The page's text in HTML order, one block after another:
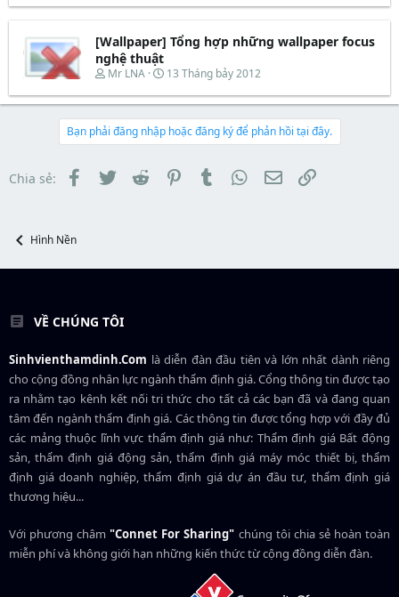
r
e
u
e
d
s
t
a
r
t
e
r
y
ắ
đ
ầ
u
[Wallpaper] Tổng hợp những wallpaper focus
nghệ thuật
T
r
a
d
t
a
Mr LNA
N
à
b
ắ
đ
ầ
13 Tháng bảy 2012
Bạn phải đăng nhập hoặc đăng ký để phản hồi tại đây.
Chia sẻ: Facebook
TwitterReddit PinterestTumblr WhatsApp
EmailLink
Hình Nền
VỀ CHÚNG TÔI
Sinhvienthamdinh.Com là diễn đàn đầu tiên và lớn nhất dành riêng
cho cộng đồng nhân lực ngànhthẩm định giá. Cổng thông tin được tạo
ra nhằm tạo kênh kết nối tri thức cho tất cả các bạn đã và đang quan
tâm đến ngành thẩm định giá. Các thông tin được tổng hợp với đầy đủ
các mảng thuộc lĩnh vực thẩm định giá như: Thẩm định giá Bất động
sản, thẩm định giá động sản, thẩm định giá máy móc thiết bị, thẩm
định giá doanh nghiệp, thẩm định giá dự án đầu tư, thẩm định giá
thương hiệu...
Với phương châm"Connet For Sharing" chúng tôi chia sẻ hoàn toàn
miễn phí và không giới hạn những kiến thức từ cộng đồng diễn đàn.